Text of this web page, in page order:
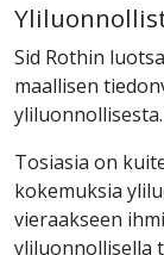
Sid Rothin
maallisen
Tosiasia on
kokemuksia
vieraakseen
yliluonnollisella